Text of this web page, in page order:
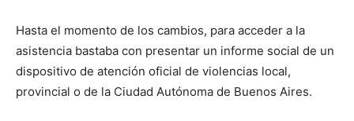
Hasta el momento de los cambios, para acceder a la
asistencia bastaba con presentar un informe social de un
dispositivo de atención oficial de violencias local,
provincial o de la Ciudad Autónoma de Buenos Aires.